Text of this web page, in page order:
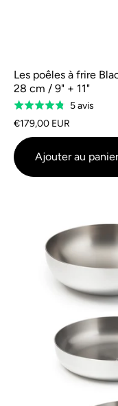
Les poêles à frire
28 cm / 9" + 11"
Évalué
à
4,8
sur
5
5 avisSur
base
avis
€179,00 EUR
Ajouter au panier